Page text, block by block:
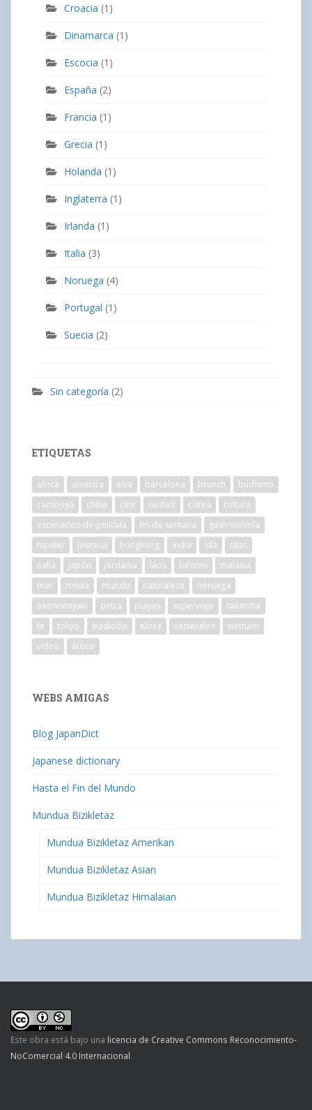
Croacia (1)
Dinamarca (1)
Escocia (1)
España (2)
Francia (1)
Grecia (1)
Holanda (1)
Inglaterra (1)
Irlanda (1)
Italia (3)
Noruega (4)
Portugal (1)
Suecia (2)
Sin categoría (2)
ETIQUETAS
africa america asia barcelona brunch
budismo
camboya
china cine ciudad corea
cultura
escenarios-de-película
fin-de-semana
gastronomía
hipster
historia hongkong india isla
islas
italia
japón jordania laos lofoten
malasia
mar
moda mundo naturaleza
noruega
okonomiyaki
petra playas superviaje
tailandia
te
tokyo tradición túnez vesteralen
vietnam
vídeo
ártico
WEBS AMIGAS
Blog JapanDict
Japanese dictionary
Hasta el Fin del Mundo
Mundua Bizikletaz
Mundua Bizikletaz Amerikan
Mundua Bizikletaz Asian
Mundua Bizikletaz Himalaian
Este obra está bajo una licencia de Creative Commons Reconocimiento-
NoComercial 4.0 Internacional.